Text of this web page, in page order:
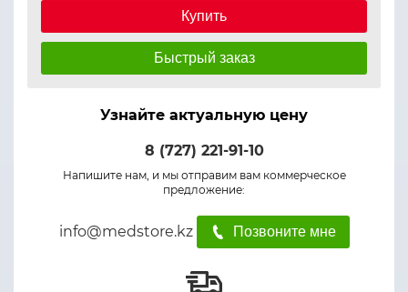
Купить
Быстрый заказ
Узнайте актуальную цену
8 (727) 221-91-10
Напишите нам, и мы отправим вам коммерческое
предложение:
info@medstore.kz Позвоните мне